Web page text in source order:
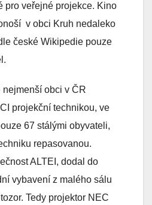
pro veřejné projekce. Kino
v obci Kruh nedaleko
české Wikipedie pouze
obci v ČR
projekční technikou, ve
67 stálými obyvateli,
repasovanou.
ALTEI, dodal do
vybavení z malého sálu
Tedy projektor NEC